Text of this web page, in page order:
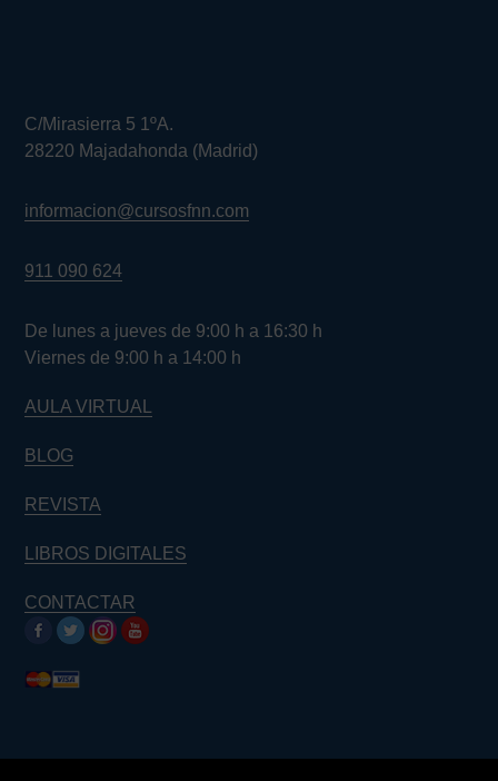
C/Mirasierra 5 1ºA.
28220 Majadahonda (Madrid)
informacion@cursosfnn.com
911 090 624
De lunes a jueves de 9:00 h a 16:30 h
Viernes de 9:00 h a 14:00 h
AULA VIRTUAL
BLOG
REVISTA
LIBROS DIGITALES
CONTACTAR